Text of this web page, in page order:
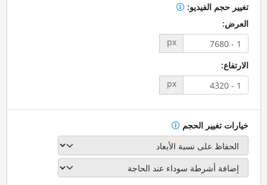
تغيير حجم الفيديو:
العرض:
px
الارتفاع:
px
خيارات تغيير الحجم